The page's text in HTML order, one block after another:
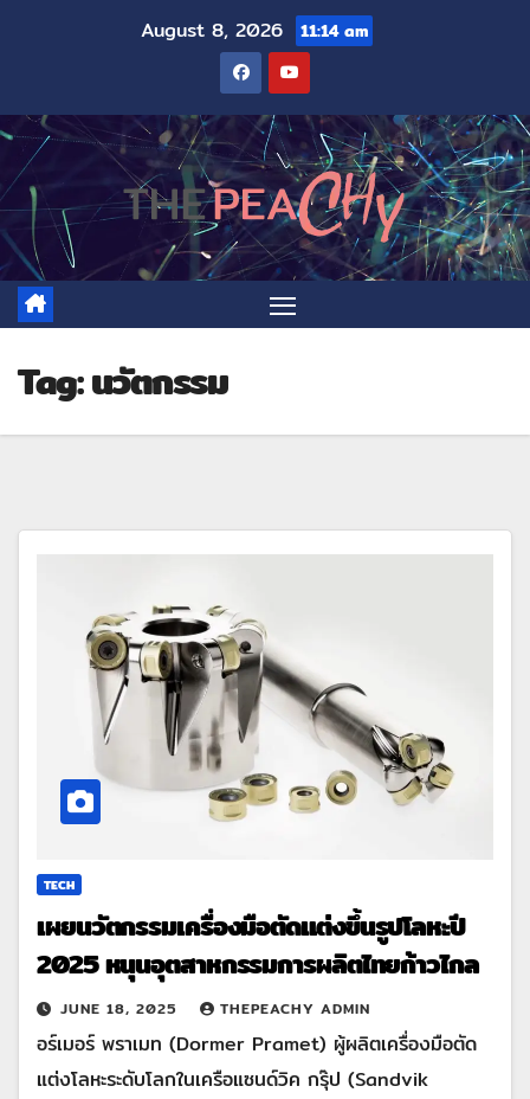
August 8, 2026 11:14 am
Tag:นวัตกรรม
TECH
เผยนวัตกรรมเครื่องมือตัดแต่งขึ้นรูปโลหะปี
2025 หนุนอุตสาหกรรมการผลิตไทยก้าวไกล
JUNE 18, 2025 THEPEACHY ADMIN
อร์เมอร์ พราเมท (Dormer Pramet) ผู้ผลิตเครื่องมือตัด
แต่งโลหะระดับโลกในเครือแซนด์วิค กรุ๊ป (Sandvik